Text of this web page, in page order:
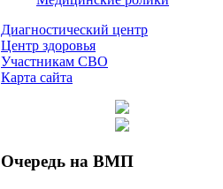
Диагностический центр
Центр здоровья
Участникам СВО
Карта сайта
Очередь на ВМП